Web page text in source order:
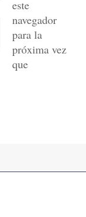
este
navegador
para la
próxima vez
que